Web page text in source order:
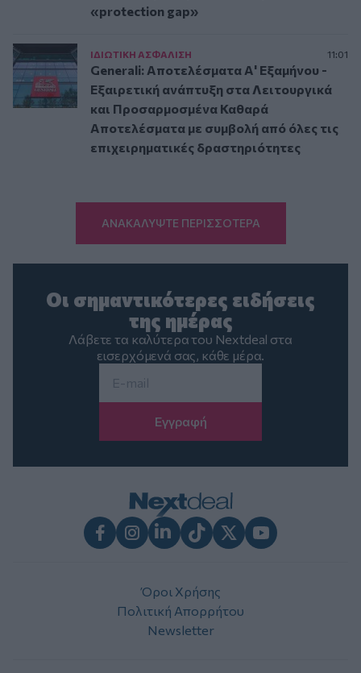
«protection gap»
ΙΔΙΩΤΙΚΗ ΑΣΦAΛΙΣΗ 11:01
Generali: Αποτελέσματα Α' Εξαμήνου -
Εξαιρετική ανάπτυξη στα Λειτουργικά
και Προσαρμοσμένα Καθαρά
Αποτελέσματα με συμβολή από όλες τις
επιχειρηματικές δραστηριότητες
ΑΝΑΚΑΛΥΨΤΕ ΠΕΡΙΣΣΟΤΕΡΑ
Οι σημαντικότερες ειδήσεις
της ημέρας
Λάβετε τα καλύτερα του Nextdeal στα
εισερχόμενά σας, κάθε μέρα.
Όροι Χρήσης
Πολιτική Απορρήτου
Newsletter